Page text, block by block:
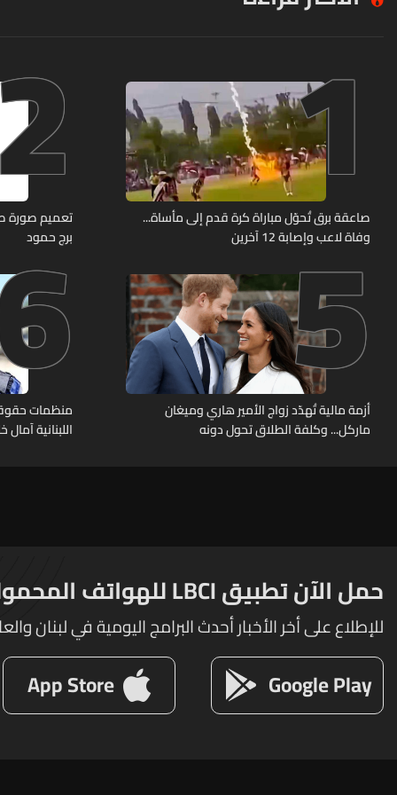
1
صاعقة برق تُحوّل مباراة كرة قدم إلى مأساة...
وفاة لاعب وإصابة 12 آخرين
برج حمود
5
أزمة مالية تُهدّد زواج الأمير هاري وميغان
ماركل... وكلفة الطلاق تحول دونه
منظمات
اللبنانية
حمل الآن تطبيق LBCI للهواتف المحمولة
للإطلاع على أخر الأخبار أحدث البرامج اليومية في لبنان
Google Play
App Store